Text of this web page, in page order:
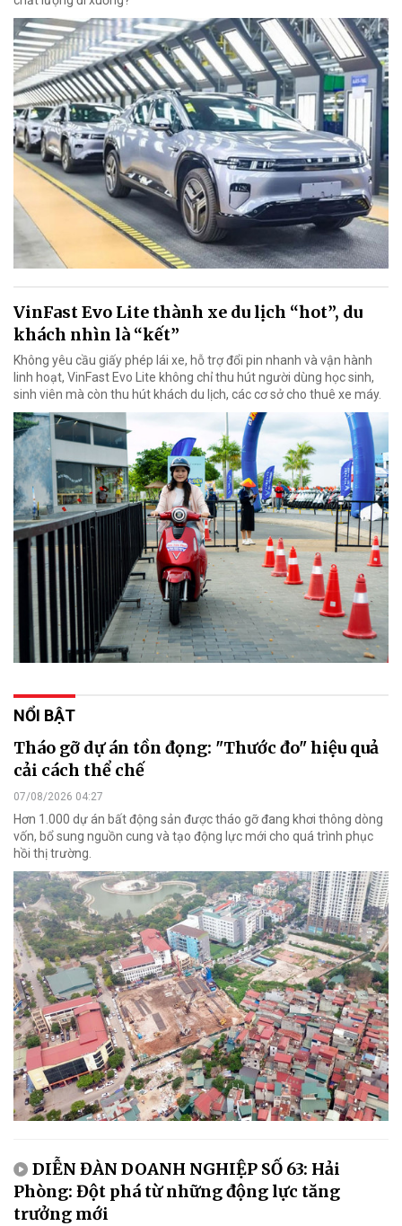
VinFast Evo Lite thành xe du lịch “hot”, du
khách nhìn là “kết”
Không yêu cầu giấy phép lái xe, hỗ trợ đổi pin nhanh và vận hành
linh hoạt, VinFast Evo Lite không chỉ thu hút người dùng học sinh,
sinh viên mà còn thu hút khách du lịch, các cơ sở cho thuê xe máy.
NỔI BẬT
Tháo gỡ dự án tồn đọng: "Thước đo" hiệu quả
cải cách thể chế
07/08/2026 04:27
Hơn 1.000 dự án bất động sản được tháo gỡ đang khơi thông dòng
vốn, bổ sung nguồn cung và tạo động lực mới cho quá trình phục
hồi thị trường.
DIỄN ĐÀN DOANH NGHIỆP SỐ 63: Hải
Phòng: Đột phá từ những động lực tăng
trưởng mới